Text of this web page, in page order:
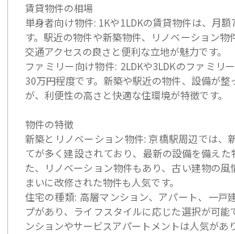
賃貸物件の相場
単身者向け物件: 1Kや1LDKの賃貸物件は、月
す。駅近の物件や新築物件、リノベーション物
交通アクセスの良さと便利な立地が魅力です。
ファミリー向け物件: 2LDKや3LDKのファミリ
30万円程度です。新築や駅近の物件、設備が整
が、利便性の高さと快適な住環境が特徴です。
物件の特徴
新築とリノベーション物件: 京橋駅周辺では、
てが多く建設されており、最新の設備を備えた
た、リノベーション物件もあり、古い建物の風
まいに改修された物件も人気です。
住宅の種類: 高層マンション、アパート、一戸
プがあり、ライフスタイルに応じた選択が可能
ンションやサービスアパートメントは人気があり